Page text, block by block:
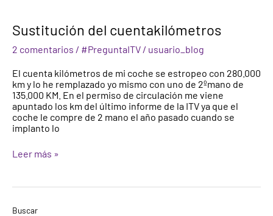
Sustitución del cuentakilómetros
2 comentarios / #PreguntaITV / usuario_blog
El cuenta kilómetros de mi coche se estropeo con 280.000
km y lo he remplazado yo mismo con uno de 2ºmano de
135.000 KM. En el permiso de circulación me viene
apuntado los km del último informe de la ITV ya que el
coche le compre de 2 mano el año pasado cuando se
implanto lo
Sustitución
del
cuentakilómetros
Leer más »
Buscar